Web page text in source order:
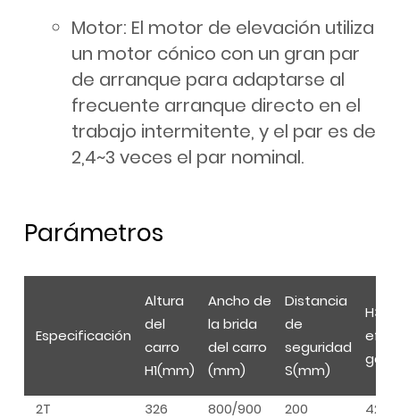
Motor: El motor de elevación utiliza
un motor cónico con un gran par
de arranque para adaptarse al
frecuente arranque directo en el
trabajo intermitente, y el par es de
2,4~3 veces el par nominal.
Parámetros
Especificación
Altura
del
carro
H1(mm)
Ancho de
la brida
del carro
(mm)
Distancia
de
seguridad
S(mm)
2T 326 800/900 200
420